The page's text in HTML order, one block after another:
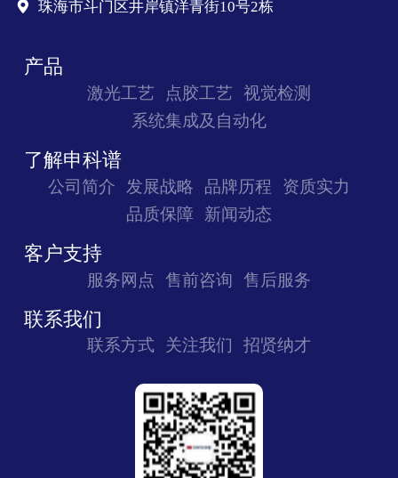
珠海市斗门区井岸镇洋青街10号2栋
产品
激光工艺 点胶工艺
视觉检测
系统集成及自动化
了解申科谱
公司简介 发展战略 品牌历程
资质实力
品质保障
新闻动态
客户支持
服务网点 售前咨询 售后服务
联系我们
联系方式 关注我们 招贤纳才